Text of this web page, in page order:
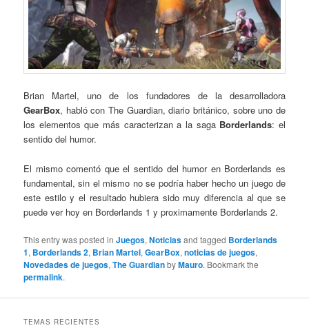
Brian Martel, uno de los fundadores de la desarrolladora
GearBox, habló con The Guardian, diario británico, sobre uno de
los elementos que más caracterizan a la saga Borderlands: el
sentido del humor.
El mismo comentó que el sentido del humor en Borderlands es
fundamental, sin el mismo no se podría haber hecho un juego de
este estilo y el resultado hubiera sido muy diferencia al que se
puede ver hoy en Borderlands 1 y proximamente Borderlands 2.
This entry was posted inJuegos,Noticiasand tagged Borderlands
1, Borderlands 2, Brian Martel,GearBox,noticias de juegos,
Novedades de juegos,The GuardianbyMauro. Bookmark the
permalink.
TEMAS RECIENTES